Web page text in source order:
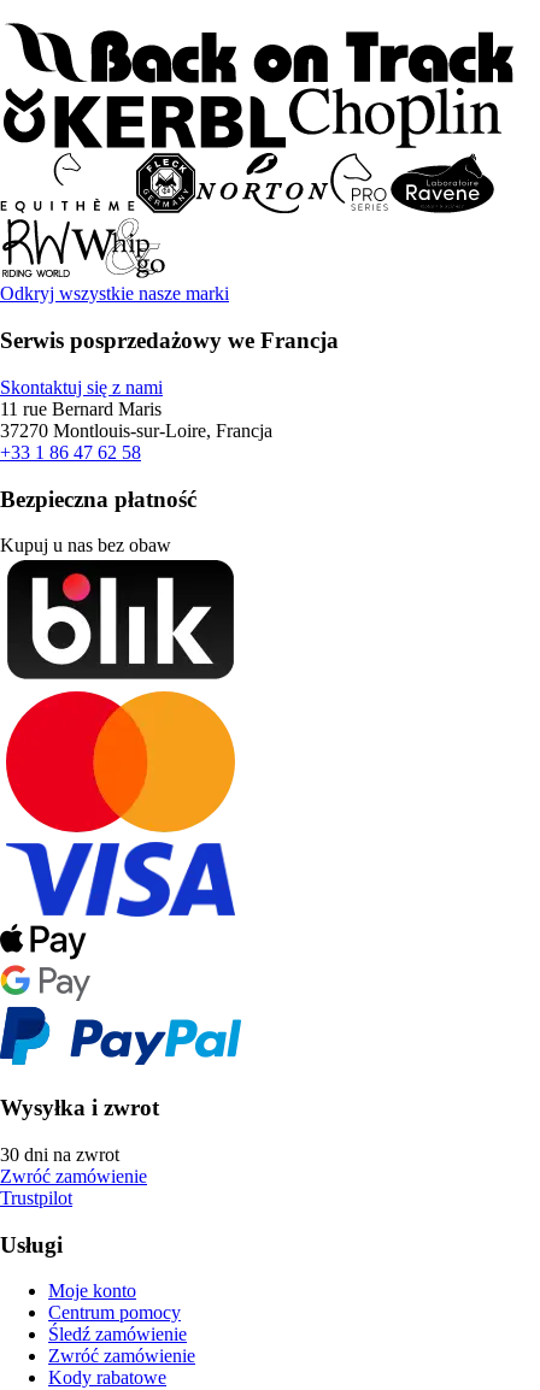
Odkryj wszystkie nasze marki
Serwis posprzedażowy we Francja
Skontaktuj się z nami
11 rue Bernard Maris
37270 Montlouis-sur-Loire, Francja
+33 1 86 47 62 58
Bezpieczna płatność
Kupuj u nas bez obaw
Wysyłka i zwrot
30 dni na zwrot
Zwróć zamówienie
Trustpilot
Usługi
Moje konto
Centrum pomocy
Śledź zamówienie
Zwróć zamówienie
Kody rabatowe